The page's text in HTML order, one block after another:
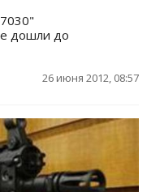
дошли до
26 июня 2012, 08:57